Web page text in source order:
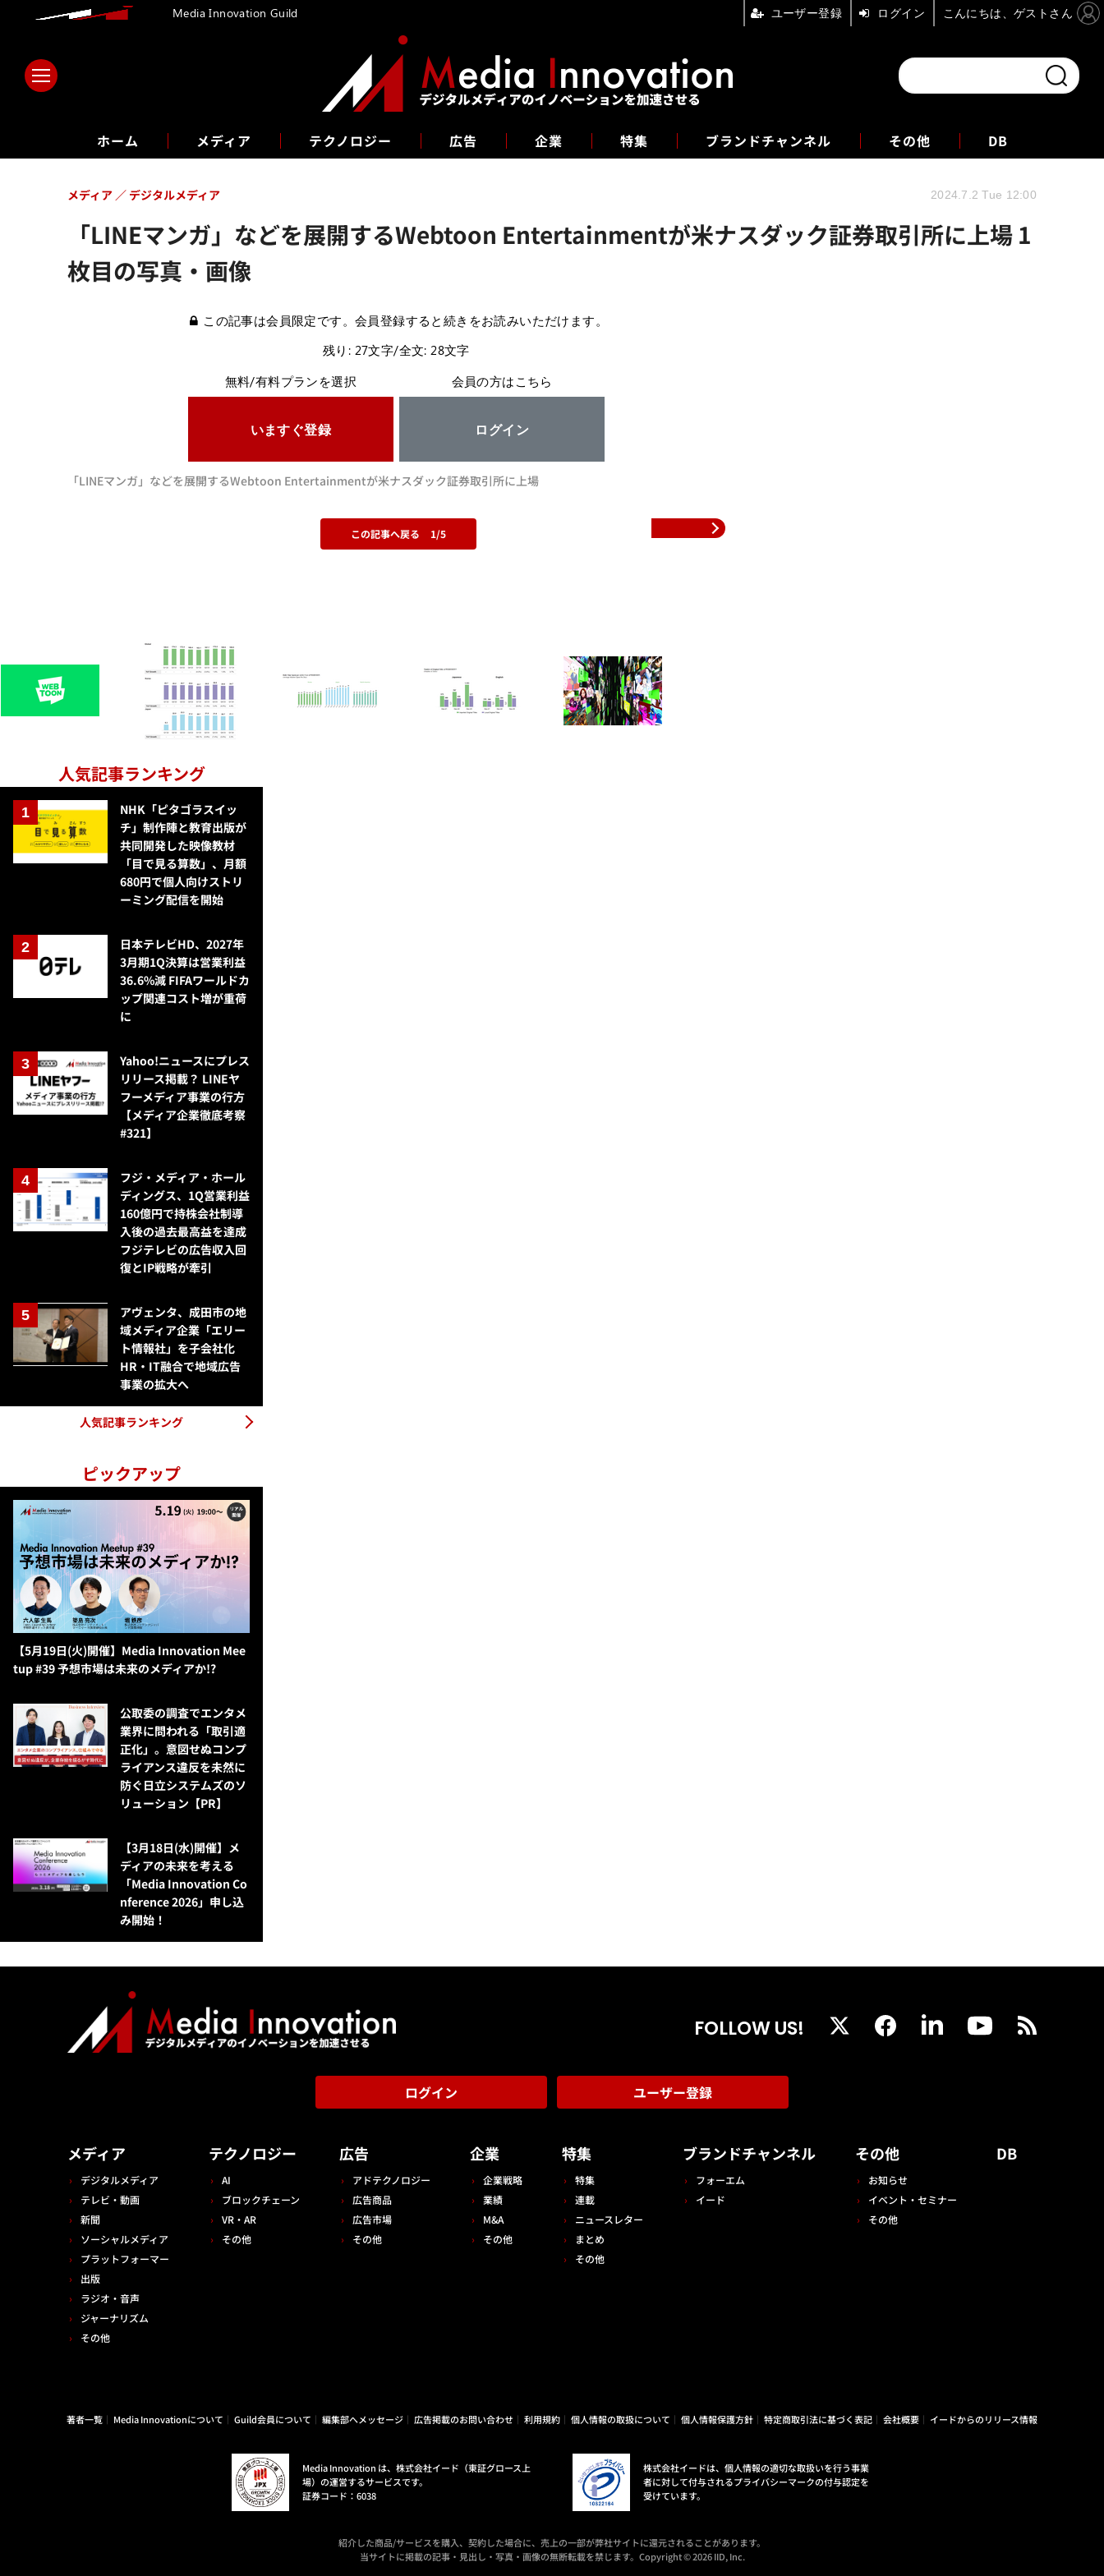
ホーム メディア テクノロジー 広告 企業 特集 ブランドチャンネル
フォーエム その他 DB
「LINEマンガ」などを展開するWebtoon Entertainmentが米ナスダック証券取引所に上場 1
枚目の写真・画像
メディア デジタルメディア 2024.7.2 Tue 12:00
この記事は会員限定です。会員登録すると続きをお読みいただけます。
残り: 27文字/全文: 28文字
無料/有料プランを選択
いますぐ登録
会員の方はこちら
ログイン
「LINEマンガ」などを展開するWebtoon Entertainmentが米ナスダック証券取引所に上場
この記事へ戻る 1/5
人気記事ランキング
NHK「ピタゴラスイッ
チ」制作陣と教育出版が
共同開発した映像教材
「目で見る算数」、月額
680円で個人向けストリ
ーミング配信を開始
日本テレビHD、2027年
3月期1Q決算は営業利益
36.6%減 FIFAワールドカ
ップ関連コスト増が重荷
に
Yahoo!ニュースにプレス
リリース掲載？ LINEヤ
フーメディア事業の行方
【メディア企業徹底考察
#321】
フジ・メディア・ホール
ディングス、1Q営業利益
160億円で持株会社制導
入後の過去最高益を達成
フジテレビの広告収入回
復とIP戦略が牽引
アヴェンタ、成田市の地
域メディア企業「エリー
ト情報社」を子会社化
HR・IT融合で地域広告
事業の拡大へ
人気記事ランキング
ピックアップ
【5月19日(火)開催】Media Innovation Mee
tup #39 予想市場は未来のメディアか!?
公​​取委の調査でエンタメ
業界に問われる「取引適
正化」。意図せぬコンプ
ライアンス違反を未然に
防ぐ日立システムズのソ
リューション​【PR】
【3月18日(水)開催】メ
ディアの未来を考える
「Media Innovation Co
nference 2026」申し込
み開始！
FOLLOW US!
ログイン ユーザー登録
メディア
デジタルメディア
テレビ・動画
新聞
ソーシャルメディア
プラットフォーマー
出版
ラジオ・音声
ジャーナリズム
その他
テクノロジー
AI
ブロックチェーン
VR・AR
その他
広告
アドテクノロジー
広告商品
広告市場
その他
企業
企業戦略
業績
M&A
その他
特集
特集
連載
ニュースレター
まとめ
その他
ブランドチャンネル
フォーエム
イード
その他
お知らせ
イベント・セミナー
その他
DB
著者一覧 Media Innovationについて Guild会員について 編集部へメッセージ 広告掲載のお問い合わせ 利用規約 個人情報の取扱について 個人情報保護方針 特定商取引法に基づく表記 会社概要 イードからのリリース情報
Media Innovation は、株式会社イード（東証グロース上
場）の運営するサービスです。
証券コード：6038
株式会社イードは、個人情報の適切な取扱いを行う事業
者に対して付与されるプライバシーマークの付与認定を
受けています。
紹介した商品/サービスを購入、契約した場合に、売上の一部が弊社サイトに還元されることがあります。
当サイトに掲載の記事・見出し・写真・画像の無断転載を禁じます。Copyright © 2026 IID, Inc.
Media Innovation Guild ユーザー登録 ログイン こんにちは、ゲストさん